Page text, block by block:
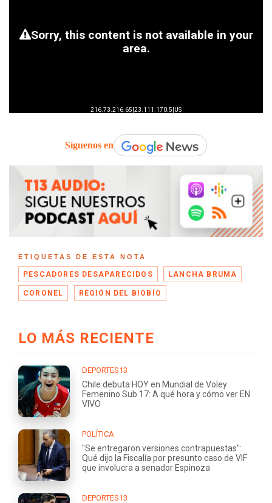
Síguenos en
ETIQUETAS DE ESTA NOTA
PESCADORES DESAPARECIDOS LANCHA BRUMA
CORONEL REGIÓN DEL BIOBÍO
LO MÁS RECIENTE
DEPORTES13
Chile debuta HOY en Mundial de Voley
Femenino Sub 17: A qué hora y cómo ver EN
VIVO
POLÍTICA
"Se entregaron versiones contrapuestas":
Qué dijo la Fiscalía por presunto caso de VIF
que involucra a senador Espinoza
DEPORTES13